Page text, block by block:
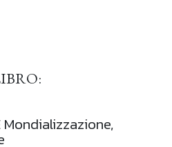
Mondializzazione,